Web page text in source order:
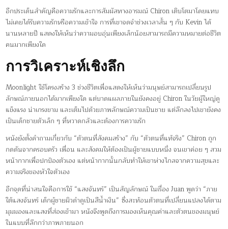
อีกประเด็นสำคัญคือความรักและการสัมผัสทางอารมณ์ Chiron เติบโตมาโดยแทบ
ไม่เคยได้รับความรักหรือความเข้าใจ การที่เขาจดจำช่วงเวลาสั้น ๆ กับ Kevin ได้
นานหลายปี แสดงให้เห็นว่าความอบอุ่นเพียงเล็กน้อยสามารถมีความหมายต่อชีวิต
คนมากเพียงใด
การวิเคราะห์เชิงลึก
Moonlight ใช้โครงสร้าง 3 ช่วงชีวิตเพื่อแสดงให้เห็นว่ามนุษย์สามารถเปลี่ยนรูป
ลักษณ์ภายนอกได้มากเพียงใด แต่บาดแผลภายในยังคงอยู่ Chiron ในวัยผู้ใหญ่ดู
แข็งแรง น่าเกรงขาม และเต็มไปด้วยภาพลักษณ์ความเป็นชาย แต่ลึกลงไปเขายังคง
เป็นเด็กชายตัวเล็ก ๆ ที่หวาดกลัวและต้องการความรัก
หนังยังตั้งคำถามเกี่ยวกับ “ตัวตนที่สังคมสร้าง” กับ “ตัวตนที่แท้จริง” Chiron ถูก
กดดันจากครอบครัว เพื่อน และสังคมให้ต้องเป็นผู้ชายแบบหนึ่ง จนเขาค่อย ๆ สวม
หน้ากากเพื่อปกป้องตัวเอง แต่หน้ากากนั้นกลับทำให้เขาห่างไกลจากความสุขและ
ความจริงของหัวใจตัวเอง
อีกจุดที่น่าสนใจคือการใช้ “แสงจันทร์” เป็นสัญลักษณ์ ในเรื่อง Juan พูดว่า “ภาย
ใต้แสงจันทร์ เด็กผู้ชายผิวดำดูเป็นสีน้ำเงิน” ซึ่งสะท้อนตัวตนที่เปลี่ยนแปลงได้ตาม
มุมมองและแสงที่ส่องเข้ามา หนังจึงพูดถึงการมองเห็นคุณค่าและตัวตนของมนุษย์
ในแบบที่ลึกกว่าภาพภายนอก